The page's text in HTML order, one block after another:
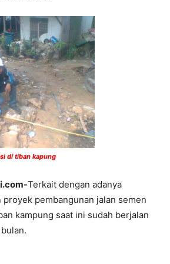
di tiban kapung
Terkait dengan adanya
proyek pembangunan jalan semen
kampung saat ini sudah berjalan